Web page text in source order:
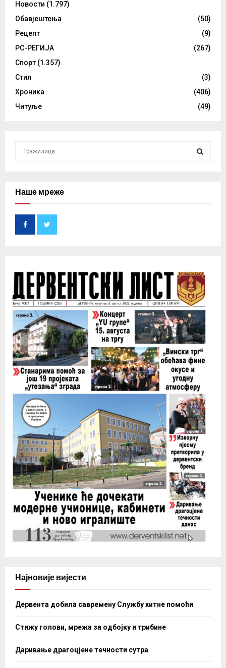
Новости (1.797)
Обавјештења
(50)
Рецепт
(9)
РС-РЕГИЈА
(267)
Спорт (1.357)
Стил
(3)
Хроника
(406)
Читуље
(49)
c
H
Наше мреже
Најновије вијести
Дервента добила савремену Службу хитне помоћи
Стижу голови, мрежа за одбојку и трибине
Даривање драгоцјене течности сутра